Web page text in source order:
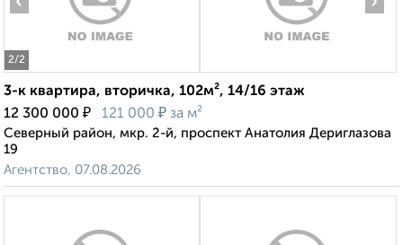
2/2
3-к квартира, вторичка, 102м², 14/16 этаж
12 300 000 ₽ 121 000 ₽ за м²
Северный район, мкр. 2-й, проспект Анатолия Дериглазова
19
Агентство, 07.08.2026